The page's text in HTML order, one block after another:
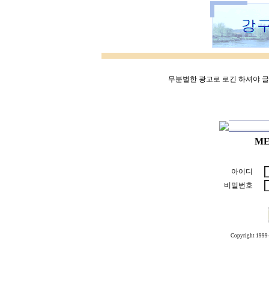
무분별한 광고로 로긴 하셔야
아이디
비밀번호
Copyright